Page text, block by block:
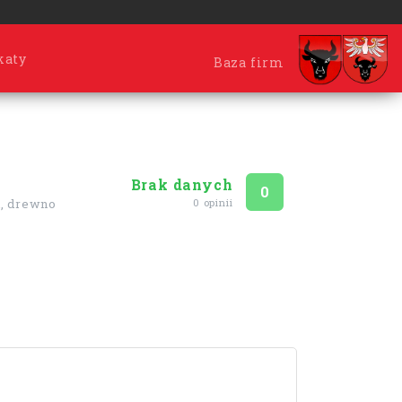
Baza firm
drewno
Brak danych
0 opinii
Ocena
0